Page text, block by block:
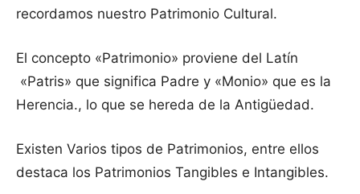
recordamos nuestro Patrimonio Cultural.
El concepto «Patrimonio» proviene del Latín
«Patris» que significa Padre y «Monio» que es la
Herencia., lo que se hereda de la Antigüedad.
Existen Varios tipos de Patrimonios, entre ellos
destaca los Patrimonios Tangibles e Intangibles.